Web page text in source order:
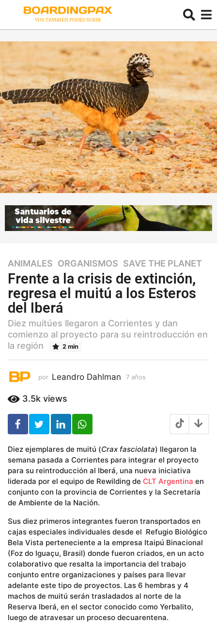
7
a
ñ
o
s
a
ñ
o
ANIMALES ,ORGANISMOS ,SAVE THE PLANET
Frente a la crisis de extinción,
regresa el muitú a los Esteros
del Iberá
Diez muitúes llegaron a Corrientes y dan
comienzo al proyecto para su reintroducción en
la región
2 min
por Leandro Dahlman 7 años
3.5k views
Diez ejemplares de muitú (Crax fasciolata) llegaron la
semana pasada a Corrientes para integrar el proyecto
para su reintroducción al Iberá, una nueva iniciativa
liderada por el equipo de Rewilding de CLT Argentina en
conjunto con la provincia de Corrientes y la Secretaría
de Ambiente de la Nación.
Sus diez primeros integrantes fueron transportados en
cajas especiales individuales desde el Refugio Biológico
Bela Vista perteneciente a la empresa Itaipú Binacional
(Foz do Iguaçu, Brasil) donde fueron criados, en un acto
colaborativo que resalta la importancia del trabajo
conjunto entre organizaciones y países para llevar
adelante este tipo de proyectos. Las 6 hembras y 4
machos de muitú serán trasladados al norte de la
Reserva Iberá, en el sector conocido como Yerbalito,
luego de atravesar un proceso decuarentena.